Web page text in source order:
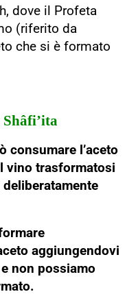
dove il Profeta
(riferito da
che si è formato
Shâfi’ita
consumare l’aceto
vino trasformatosi
aggiungendovi
non possiamo